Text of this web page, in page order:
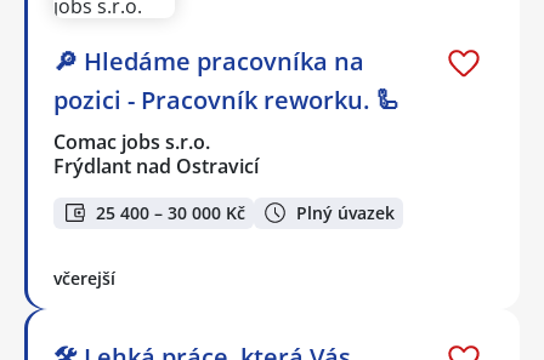
🔎 Hledáme pracovníka na
pozici - Pracovník reworku. 🦾
Comac jobs s.r.o.
Frýdlant nad Ostravicí
25 400 – 30 000 Kč Plný úvazek
včerejší